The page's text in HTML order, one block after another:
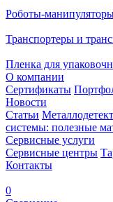
Роботы-
Транспортеры и
Пленка для
О компании
Сертификаты
Новости
Статьи
системы: полезные
Сервисные услуги
Сервисные центры
Контакты
0